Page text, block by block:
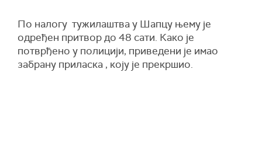
По налогу тужилаштва у Шапцу њему је
одређен притвор до 48 сати. Како је
потврђено у полицији, приведени је имао
забрану приласка , коју је прекршио.